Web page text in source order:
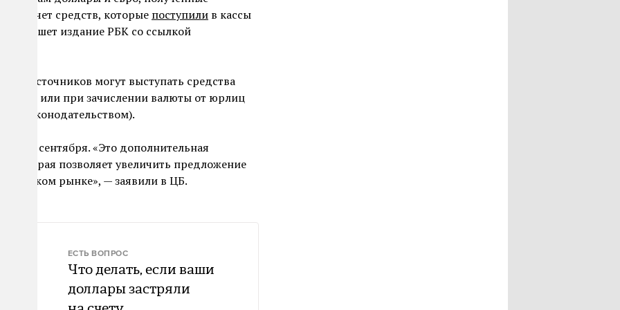
за счет средств, которые поступили в кассы
пишет издание РБК со ссылкой
источников могут выступать средства
или при зачислении валюты от юрлиц
законодательством).
до 9 сентября. «Это дополнительная
которая позволяет увеличить предложение
рынке», — заявили в ЦБ.
ЕСТЬ ВОПРОС
Что делать, если ваши
доллары застряли